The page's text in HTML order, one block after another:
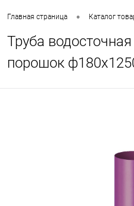
Главная страница • Каталог
Труба
порошок